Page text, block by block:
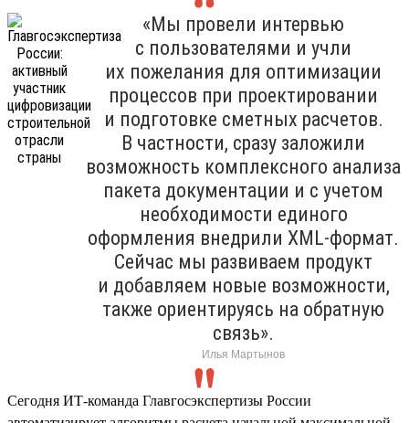
«Мы провели интервью
с пользователями и учли
их пожелания для оптимизации
процессов при проектировании
и подготовке сметных расчетов.
В частности, сразу заложили
возможность комплексного анализа
пакета документации и с учетом
необходимости единого
оформления внедрили XML-формат.
Сейчас мы развиваем продукт
и добавляем новые возможности,
также ориентируясь на обратную
связь».
Илья Мартынов
Сегодня ИТ-команда Главгосэкспертизы России